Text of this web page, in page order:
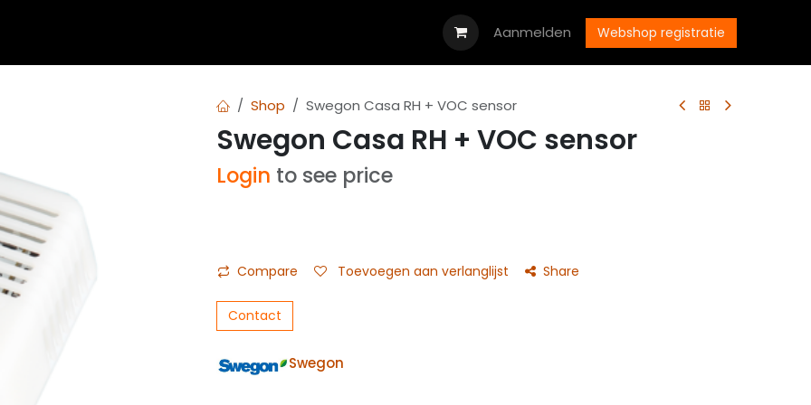
Vacatures Neem contact op met ons
Aanmelden Webshop registratie
Shop Swegon Casa RH + VOC sensor
Swegon Casa RH + VOC sensor
Login to see price
Compare Toevoegen aan verlanglijst Share
Contact
Swegon